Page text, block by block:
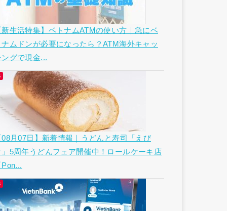
新生活特集】ベトナムATMの使い方｜急にベ
ナムドンが必要になったら？ATM海外キャッ
ングで現金...
08月07日】新着情報｜うどんと寿司「えび
」5周年うどんフェア開催中！ロールケーキ店
Pon...